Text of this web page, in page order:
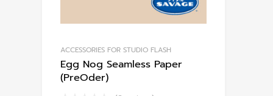
ACCESSORIES FOR STUDIO FLASH
Egg Nog Seamless Paper
(PreOder)